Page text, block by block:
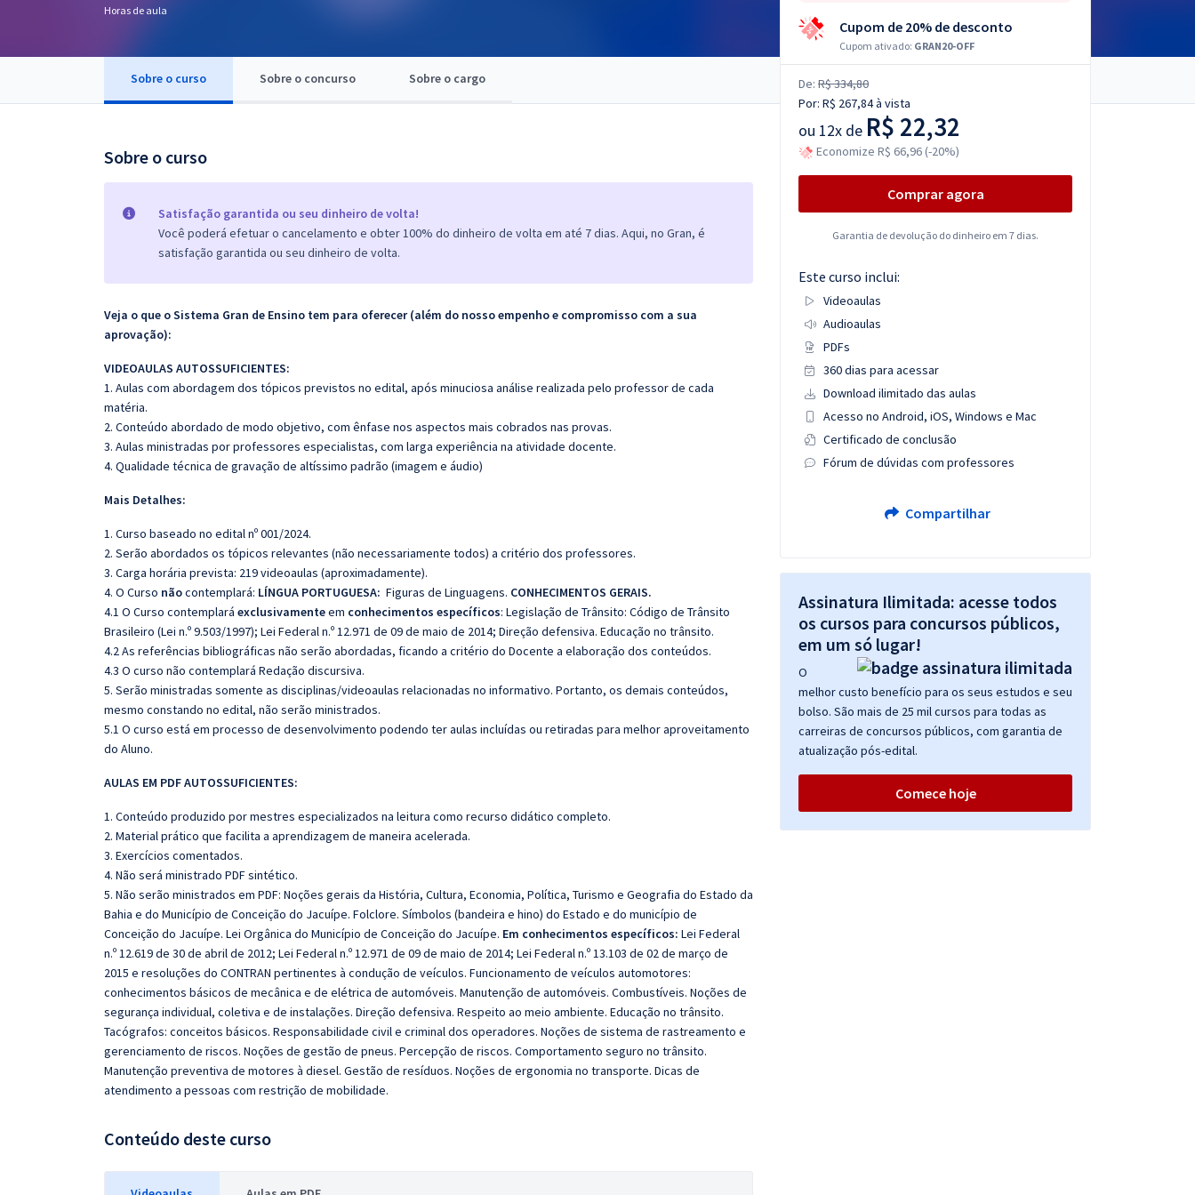
OAB
Questões grátis
Conteúdo gratuito
Horas de aula
Sobre o curso Sobre o concurso Sobre o cargo
Sobre o curso
Satisfação garantida ou seu dinheiro de volta!
Você poderá efetuar o cancelamento e obter 100% do dinheiro de volta em até 7 dias. Aqui, no Gran, é
satisfação garantida ou seu dinheiro de volta.
Veja o que o Sistema Gran de Ensino tem para oferecer (além do nosso empenho e compromisso com a sua
aprovação):
VIDEOAULAS AUTOSSUFICIENTES:
1. Aulas com abordagem dos tópicos previstos no edital, após minuciosa análise realizada pelo professor de cada
matéria.
2. Conteúdo abordado de modo objetivo, com ênfase nos aspectos mais cobrados nas provas.
3. Aulas ministradas por professores especialistas, com larga experiência na atividade docente.
4. Qualidade técnica de gravação de altíssimo padrão (imagem e áudio)
Mais Detalhes:
1. Curso baseado no edital nº 001/2024.
2. Serão abordados os tópicos relevantes (não necessariamente todos) a critério dos professores.
3. Carga horária prevista: 219 videoaulas (aproximadamente).
4. O Curso nãocontemplará: LÍNGUA PORTUGUESA: Figuras de Linguagens. CONHECIMENTOS GERAIS.
4.1 O Curso contemplará exclusivamenteem conhecimentos específicos: Legislação de Trânsito: Código de Trânsito
Brasileiro (Lei n.º 9.503/1997); Lei Federal n.º 12.971 de 09 de maio de 2014; Direção defensiva. Educação no trânsito.
4.2 As referências bibliográficas não serão abordadas, ficando a critério do Docente a elaboração dos conteúdos.
4.3 O curso não contemplará Redação discursiva.
5. Serão ministradas somente as disciplinas/videoaulas relacionadas no informativo. Portanto, os demais conteúdos,
mesmo constando no edital, não serão ministrados.
5.1 O curso está em processo de desenvolvimento podendo ter aulas incluídas ou retiradas para melhor aproveitamento
do Aluno.
AULAS EM PDF AUTOSSUFICIENTES:
1. Conteúdo produzido por mestres especializados na leitura como recurso didático completo.
2. Material prático que facilita a aprendizagem de maneira acelerada.
3. Exercícios comentados.
4. Não será ministrado PDF sintético.
5. Não serão ministrados em PDF: Noções gerais da História, Cultura, Economia, Política, Turismo e Geografia do Estado da
Bahia e do Município de Conceição do Jacuípe. Folclore. Símbolos (bandeira e hino) do Estado e do município de
Conceição do Jacuípe. Lei Orgânica do Município de Conceição do Jacuípe. Em conhecimentos específicos: Lei Federal
n.º 12.619 de 30 de abril de 2012; Lei Federal n.º 12.971 de 09 de maio de 2014; Lei Federal n.º 13.103 de 02 de março de
2015 e resoluções do CONTRAN pertinentes à condução de veículos. Funcionamento de veículos automotores:
conhecimentos básicos de mecânica e de elétrica de automóveis. Manutenção de automóveis. Combustíveis. Noções de
segurança individual, coletiva e de instalações. Direção defensiva. Respeito ao meio ambiente. Educação no trânsito.
Tacógrafos: conceitos básicos. Responsabilidade civil e criminal dos operadores. Noções de sistema de rastreamento e
gerenciamento de riscos. Noções de gestão de pneus. Percepção de riscos. Comportamento seguro no trânsito.
Manutenção preventiva de motores à diesel. Gestão de resíduos. Noções de ergonomia no transporte. Dicas de
atendimento a pessoas com restrição de mobilidade.
Conteúdo deste curso
Cupom de 20% de desconto
Cupom ativado: GRAN20-OFF
De: R$ 334,80
Por: R$ 267,84à vista
ou 12x de R$ 22,32
Economize R$ 66,96 (-20%)
Comprar agora
Garantia de devolução do dinheiro em 7 dias.
Este curso inclui:
Videoaulas
Audioaulas
PDFs
360 dias para acessar
Download ilimitado das aulas
Acesso no Android, iOS, Windows e Mac
Certificado de conclusão
Fórum de dúvidas com professores
Compartilhar
Assinatura Ilimitada: acesse todos
os cursos para concursos públicos,
em um só lugar!
O
melhor custo benefício para os seus estudos e seu
bolso. São mais de 25 mil cursos para todas as
carreiras de concursos públicos, com garantia de
atualização pós-edital.
Comece hoje